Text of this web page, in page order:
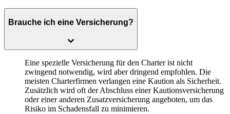
Brauche ich eine Versicherung?
Eine spezielle Versicherung für den Charter ist nicht
zwingend notwendig, wird aber dringend empfohlen. Die
meisten Charterfirmen verlangen eine Kaution als Sicherheit.
Zusätzlich wird oft der Abschluss einer Kautionsversicherung
oder einer anderen Zusatzversicherung angeboten, um das
Risiko im Schadensfall zu minimieren.